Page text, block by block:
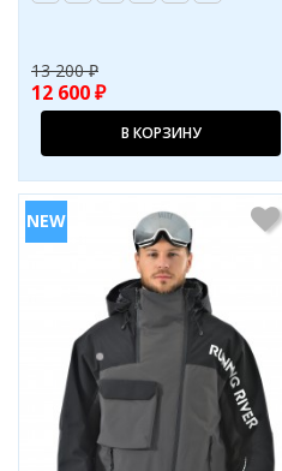
13 200 ₽
12 600 ₽
В КОРЗИНУ